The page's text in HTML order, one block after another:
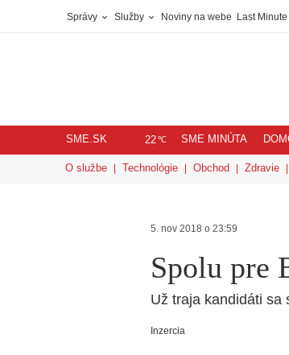
Správy Služby Noviny na webe Last
SME.SK 22℃ SME MINÚTA
O službe Technológie Obchod Zdravie
5. nov 2018 o 23:59
Spolu pre
​​​​​​​Už traja kandidáti sa
Inzercia